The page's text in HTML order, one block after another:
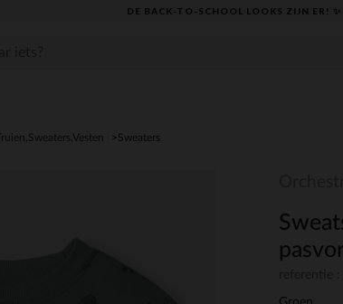
DE BACK-TO-SCHOOL LOOKS ZIJN ER! ✨
Truien,Sweaters,Vesten Sweaters